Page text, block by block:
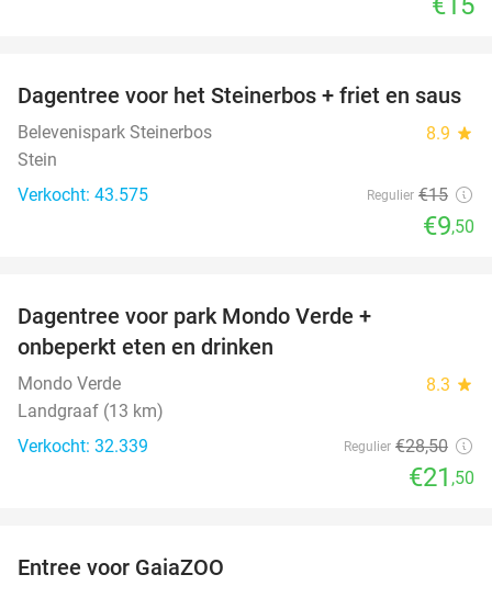
37%
Dagentree voor het Steinerbos + friet en saus
Belevenispark Steinerbos 8.9 star
Stein
Verkocht: 43.575
Regulier €15
€9,50
Dagentree voor park Mondo Verde +
onbeperkt eten en drinken
Mondo Verde 8.3 star
Landgraaf (13 km)
Verkocht: 32.339
Regulier €28,50
€21 ,50
Entree voor GaiaZOO